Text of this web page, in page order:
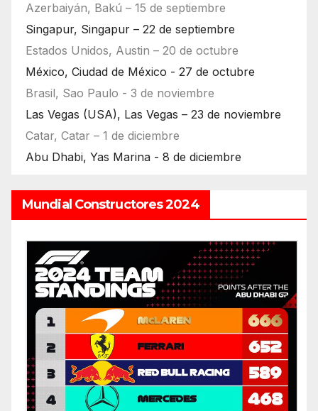
Azerbaiyán, Bakú – 15 de septiembre
Singapur, Singapur – 22 de septiembre
Estados Unidos, Austin – 20 de octubre
México, Ciudad de México - 27 de octubre
Brasil, Sao Paulo - 3 de noviembre
Las Vegas (USA), Las Vegas – 23 de noviembre
Catar, Catar – 1 de diciembre
Abu Dhabi, Yas Marina - 8 de diciembre
Mundial Constructores 2024